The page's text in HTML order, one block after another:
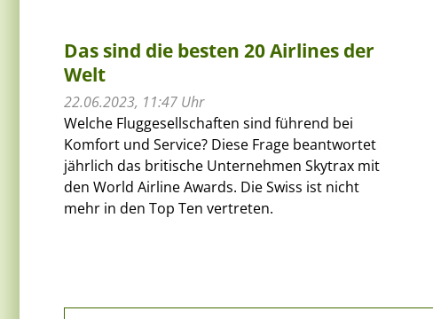
Das sind die besten 20 Airlines der
Welt
22.06.2023, 11:47 Uhr
Welche Fluggesellschaften sind führend bei
Komfort und Service? Diese Frage beantwortet
jährlich das britische Unternehmen Skytrax mit
den World Airline Awards. Die Swiss ist nicht
mehr in den Top Ten vertreten.